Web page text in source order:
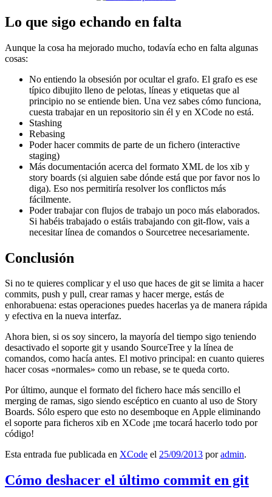
Lo que sigo echando en falta
Aunque la cosa ha mejorado mucho, todavía echo en falta algunas
cosas:
No entiendo la obsesión por ocultar el grafo. El grafo es ese
típico dibujito lleno de pelotas, líneas y etiquetas que al
principio no se entiende bien. Una vez sabes cómo funciona,
cuesta trabajar en un repositorio sin él y en XCode no está.
Stashing
Rebasing
Poder hacer commits de parte de un fichero (interactive
staging)
Más documentación acerca del formato XML de los xib y
story boards (si alguien sabe dónde está que por favor nos lo
diga). Eso nos permitiría resolver los conflictos más
fácilmente.
Poder trabajar con flujos de trabajo un poco más elaborados.
Si habéis trabajado o estáis trabajando con git-flow, vais a
necesitar línea de comandos o Sourcetree necesariamente.
Conclusión
Si no te quieres complicar y el uso que haces de git se limita a hacer
commits, push y pull, crear ramas y hacer merge, estás de
enhorabuena: estas operaciones puedes hacerlas ya de manera rápida
y efectiva en la nueva interfaz.
Ahora bien, si os soy sincero, la mayoría del tiempo sigo teniendo
desactivado el soporte git y usando SourceTree y la línea de
comandos, como hacía antes. El motivo principal: en cuanto quieres
hacer cosas «normales» como un rebase, se te queda corto.
Por último, aunque el formato del fichero hace más sencillo el
merging de ramas, sigo siendo escéptico en cuanto al uso de Story
Boards. Sólo espero que esto no desemboque en Apple eliminando
el soporte para ficheros xib en XCode ¡me tocará hacerlo todo por
código!
Esta entrada fue publicada en XCode el 25/09/2013 poradmin.
Cómo deshacer el último commit en git